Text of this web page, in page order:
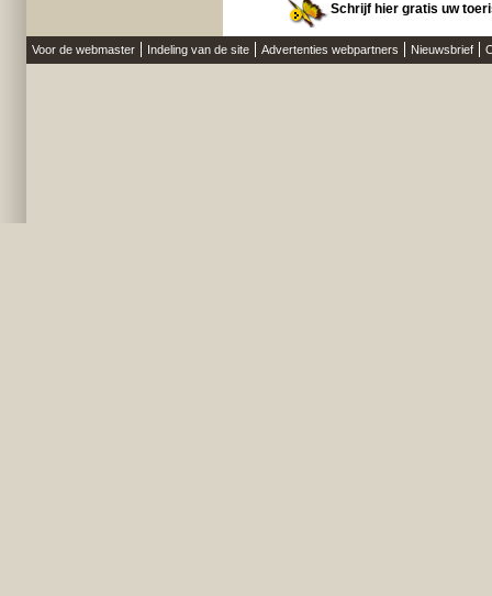
Schrijf hier gratis uw
Voor de webmaster Indeling van de site Advertenties webpartners Nieuwsbrief